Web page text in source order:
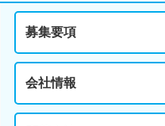
募集要項
会社情報